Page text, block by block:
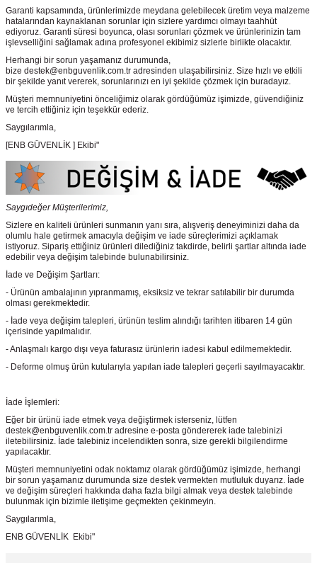
Garanti kapsamında, ürünlerimizde meydana gelebilecek üretim veya malzeme
hatalarından kaynaklanan sorunlar için sizlere yardımcı olmayı taahhüt
ediyoruz. Garanti süresi boyunca, olası sorunları çözmek ve ürünlerinizin tam
işlevselliğini sağlamak adına profesyonel ekibimiz sizlerle birlikte olacaktır.
Herhangi bir sorun yaşamanız durumunda,
bize destek@enbguvenlik.com.tr adresinden ulaşabilirsiniz. Size hızlı ve etkili
bir şekilde yanıt vererek, sorunlarınızı en iyi şekilde çözmek için buradayız.
Müşteri memnuniyetini önceliğimiz olarak gördüğümüz işimizde, güvendiğiniz
ve tercih ettiğiniz için teşekkür ederiz.
Saygılarımla,
[ENB GÜVENLİK ] Ekibi"
Saygıdeğer Müşterilerimiz,
Sizlere en kaliteli ürünleri sunmanın yanı sıra, alışveriş deneyiminizi daha da
olumlu hale getirmek amacıyla değişim ve iade süreçlerimizi açıklamak
istiyoruz. Sipariş ettiğiniz ürünleri dilediğiniz takdirde, belirli şartlar altında iade
edebilir veya değişim talebinde bulunabilirsiniz.
İade ve Değişim Şartları:
- Ürünün ambalajının yıpranmamış, eksiksiz ve tekrar satılabilir bir durumda
olması gerekmektedir.
- İade veya değişim talepleri, ürünün teslim alındığı tarihten itibaren 14 gün
içerisinde yapılmalıdır.
- Anlaşmalı kargo dışı veya faturasız ürünlerin iadesi kabul edilmemektedir.
- Deforme olmuş ürün kutularıyla yapılan iade talepleri geçerli sayılmayacaktır.
İade İşlemleri:
Eğer bir ürünü iade etmek veya değiştirmek isterseniz, lütfen
destek@enbguvenlik.com.tr adresine e-posta göndererek iade talebinizi
iletebilirsiniz. İade talebiniz incelendikten sonra, size gerekli bilgilendirme
yapılacaktır.
Müşteri memnuniyetini odak noktamız olarak gördüğümüz işimizde, herhangi
bir sorun yaşamanız durumunda size destek vermekten mutluluk duyarız. İade
ve değişim süreçleri hakkında daha fazla bilgi almak veya destek talebinde
bulunmak için bizimle iletişime geçmekten çekinmeyin.
Saygılarımla,
ENB GÜVENLİK Ekibi"